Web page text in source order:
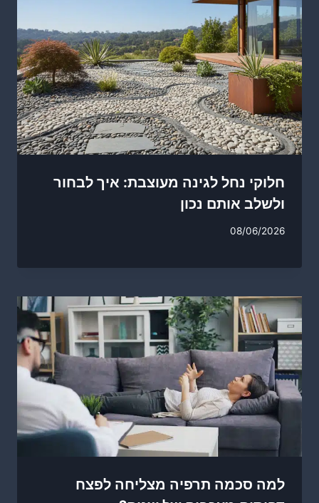
חלוקי נחל לגינה מעוצבת: איך לבחור
ולשלב אותם נכון
08/06/2026
למה סכמה תרפיה מצליחה לפצח